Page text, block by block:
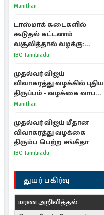
Manithan
டாஸ்மாக் கடைகளில்
கூடுதல் கட்டணம்
வசூலித்தால் வழக்கு:
சென்னை உயர்நீதிமன்றம்
IBC Tamilnadu
முதல்வர் விஜய்
விவாகரத்து வழக்கில் புதிய
திருப்பம் - வழக்கை வாபஸ்
பெற்ற சங்கீதா!
Manithan
முதல்வர் விஜய் மீதான
விவாகரத்து வழக்கை
திரும்ப பெற்ற சங்கீதா
IBC Tamilnadu
துயர் பகிர்வு
மரண அறிவித்தல்